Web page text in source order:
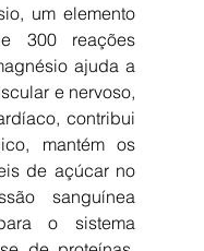
um elemento
300 reações
ajuda a
e nervoso,
contribui
mantém os
de açúcar no
sanguínea
o sistema